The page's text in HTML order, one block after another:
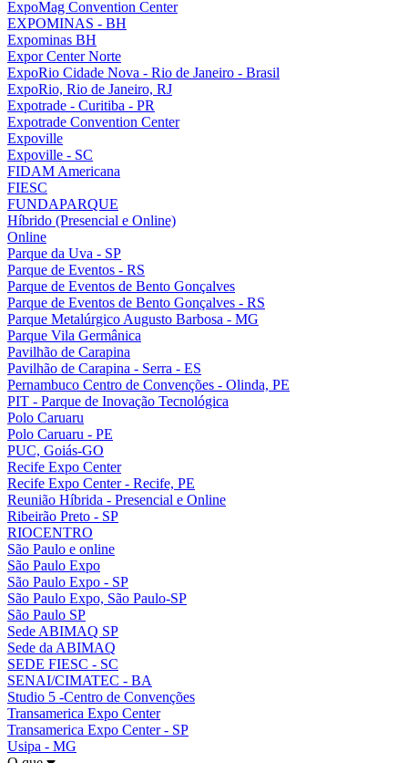
ExpoMag Convention Center
EXPOMINAS - BH
Expominas BH
Expor Center Norte
ExpoRio Cidade Nova - Rio de Janeiro - Brasil
ExpoRio, Rio de Janeiro, RJ
Expotrade - Curitiba - PR
Expotrade Convention Center
Expoville
Expoville - SC
FIDAM Americana
FIESC
FUNDAPARQUE
Híbrido (Presencial e Online)
Online
Parque da Uva - SP
Parque de Eventos - RS
Parque de Eventos de Bento Gonçalves
Parque de Eventos de Bento Gonçalves - RS
Parque Metalúrgico Augusto Barbosa - MG
Parque Vila Germânica
Pavilhão de Carapina
Pavilhão de Carapina - Serra - ES
Pernambuco Centro de Convenções - Olinda, PE
PIT - Parque de Inovação Tecnológica
Polo Caruaru
Polo Caruaru - PE
PUC, Goiás-GO
Recife Expo Center
Recife Expo Center - Recife, PE
Reunião Híbrida - Presencial e Online
Ribeirão Preto - SP
RIOCENTRO
São Paulo e online
São Paulo Expo
São Paulo Expo - SP
São Paulo Expo, São Paulo-SP
São Paulo SP
Sede ABIMAQ SP
Sede da ABIMAQ
SEDE FIESC - SC
SENAI/CIMATEC - BA
Studio 5 -Centro de Convenções
Transamerica Expo Center
Transamerica Expo Center - SP
Usipa - MG